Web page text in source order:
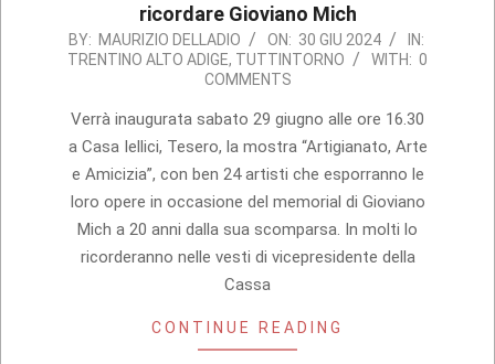
ricordare Gioviano Mich
2024-
06-
BY: MAURIZIO DELLADIO ON: 30 GIU 2024
IN:
TRENTINO ALTO ADIGE, TUTTINTORNO WITH: 0
COMMENTS
Verrà inaugurata sabato 29 giugno alle ore 16.30
a Casa Iellici, Tesero, la mostra “Artigianato, Arte
e Amicizia”, con ben 24 artisti che esporranno le
loro opere in occasione del memorial di Gioviano
Mich a 20 anni dalla sua scomparsa. In molti lo
ricorderanno nelle vesti di vicepresidente della
Cassa
CONTINUE READING